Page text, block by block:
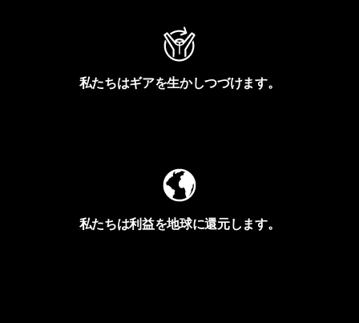
私たちはギアを生かしつづけます。
私たちは利益を地球に還元します。